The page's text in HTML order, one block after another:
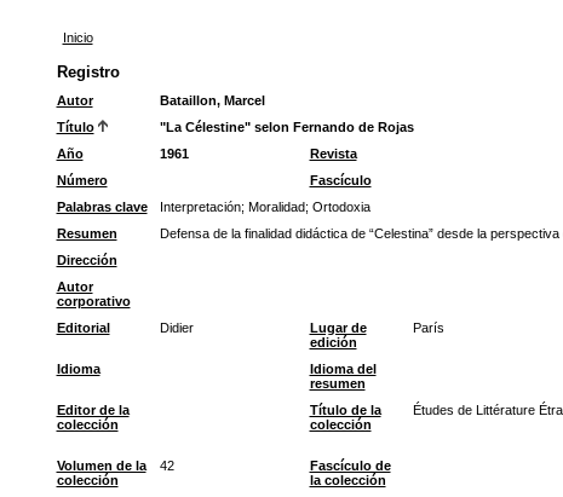
Inicio
Registro
Autor
Bataillon, Marcel
Título
"La Célestine" selon Fernando de Rojas
Año
1961 Revista
Número
Fascículo
Palabras clave
Interpretación; Moralidad; Ortodoxia
Resumen
Defensa de la finalidad didáctica de “Celestina” desde la
Dirección
Autor
corporativo
Editorial Didier
Lugar de
edición
París
Idioma
Idioma del
resumen
Editor de la
colección
Título de la
colección
Études de Littérature
Volumen de la
colección
42
Fascículo de
la colección